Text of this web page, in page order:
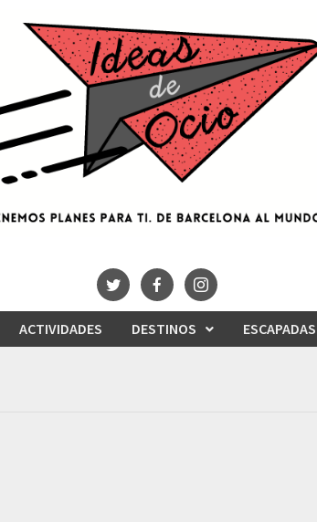
ACTIVIDADES DESTINOS ESCAPADAS